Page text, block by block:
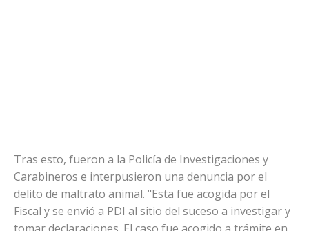
Tras esto, fueron a la Policía de Investigaciones y
Carabineros e interpusieron una denuncia por el
delito de maltrato animal. "Esta fue acogida por el
Fiscal y se envió a PDI al sitio del suceso a investigar y
tomar declaraciones. El caso fue acogido a trámite en